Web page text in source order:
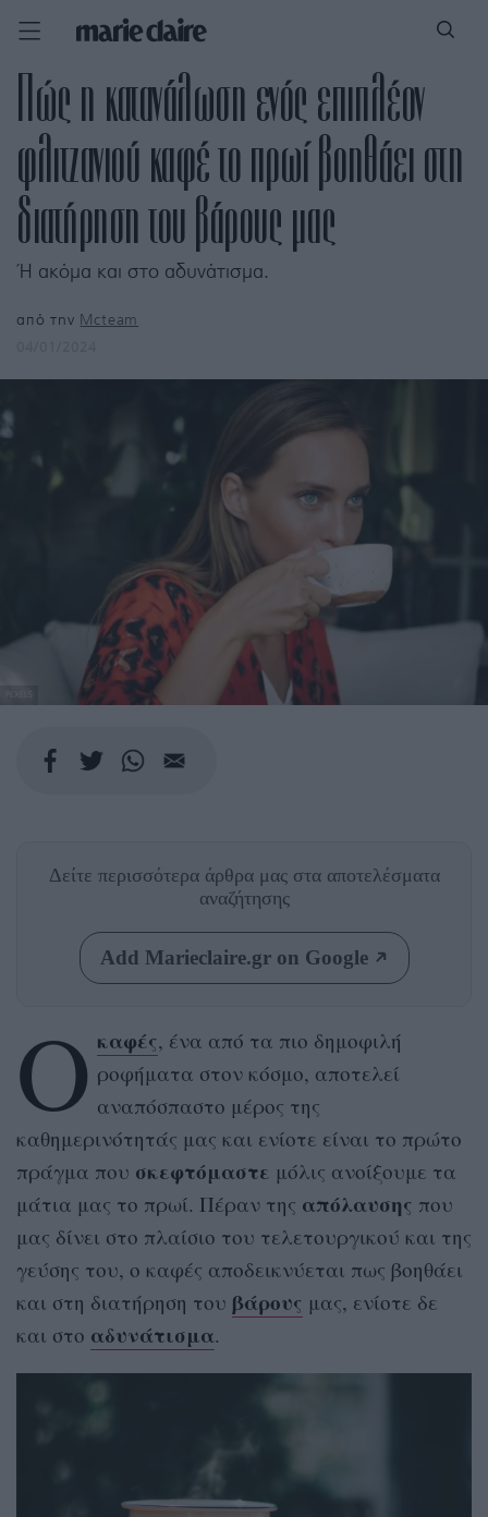
Πώς η κατανάλωση ενός επιπλέον
φλιτζανιού καφέ το πρωί βοηθάει στη
διατήρηση του βάρους μας
Ή ακόμα και στο αδυνάτισμα.
από την Mcteam
Δείτε περισσότερα άρθρα μας στα αποτελέσματα
αναζήτησης
Add Marieclaire.gr on Google
Ο καφές, ένα από τα πιο δημοφιλή
ροφήματα στον κόσμο, αποτελεί
αναπόσπαστο μέρος της
καθημερινότητάς μας και ενίοτε είναι το πρώτο
πράγμα που σκεφτόμαστε μόλις ανοίξουμε τα
μάτια μας το πρωί. Πέραν της απόλαυσης που
μας δίνει στο πλαίσιο του τελετουργικού και της
γεύσης του, ο καφές αποδεικνύεται πως βοηθάει
και στη διατήρηση του βάρους μας, ενίοτε δε
και στο αδυνάτισμα.